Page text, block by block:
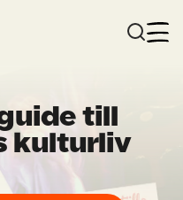
till
kulturliv